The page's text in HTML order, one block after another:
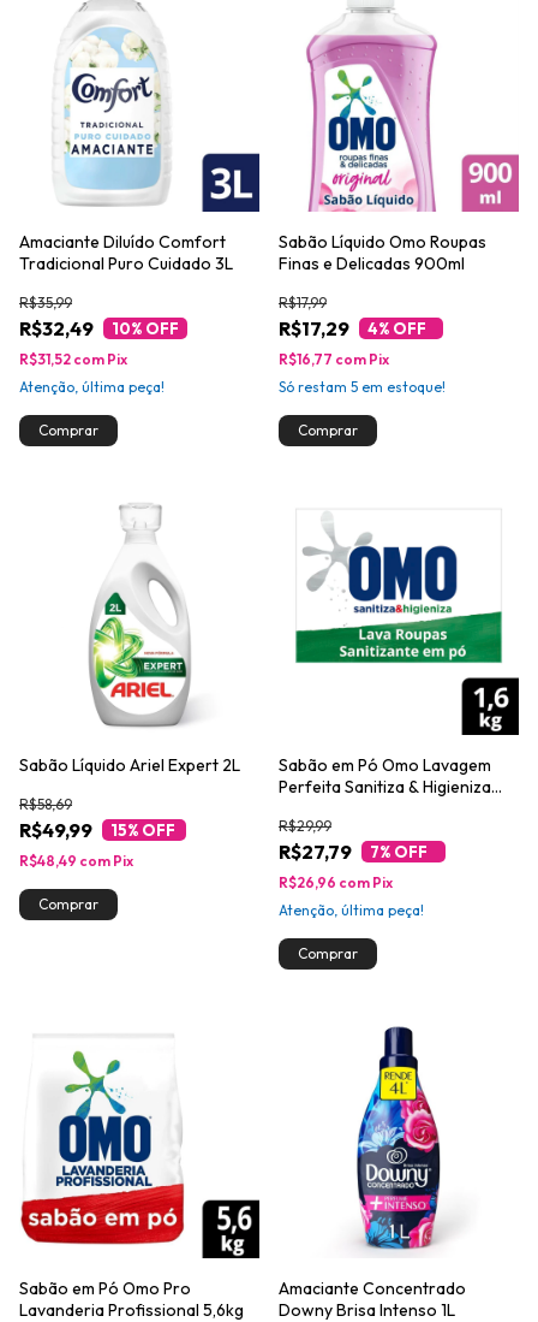
Amaciante Diluído Comfort
Tradicional Puro Cuidado 3L
R$32,49
R$35,99
10% OFF
R$31,52 com Pix
Atenção, última peça!
Sabão Líquido Omo Roupas
Finas e Delicadas 900ml
R$17,29
R$17,99
4% OFF
R$16,77 com Pix
Só restam 5 em estoque!
Sabão Líquido Ariel Expert 2L
R$49,99
R$58,69
15% OFF
R$48,49 com Pix
Sabão em Pó Omo Lavagem
Perfeita Sanitiza & Higieniza
R$27,79
R$29,99
7% OFF
R$26,96 com Pix
Atenção, última peça!
Sabão em Pó Omo Pro
Lavanderia Profissional 5,6kg
Amaciante Concentrado
Downy Brisa Intenso 1L